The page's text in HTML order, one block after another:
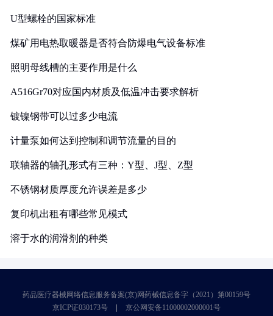
U型螺栓的国家标准
煤矿用电热取暖器是否符合防爆电气设备标准
照明母线槽的主要作用是什么
A516Gr70对应国内材质及低温冲击要求解析
镀镍钢带可以过多少电流
计量泵如何达到控制和调节流量的目的
联轴器的轴孔形式有三种：Y型、J型、Z型
不锈钢材质厚度允许误差是多少
复印机出租有哪些常见模式
溶于水的润滑剂的种类
药品医疗器械网络信息服务备案(京)网药械信息备字（2021）第00159号
京ICP证030173号
京公网安备11000002000001号